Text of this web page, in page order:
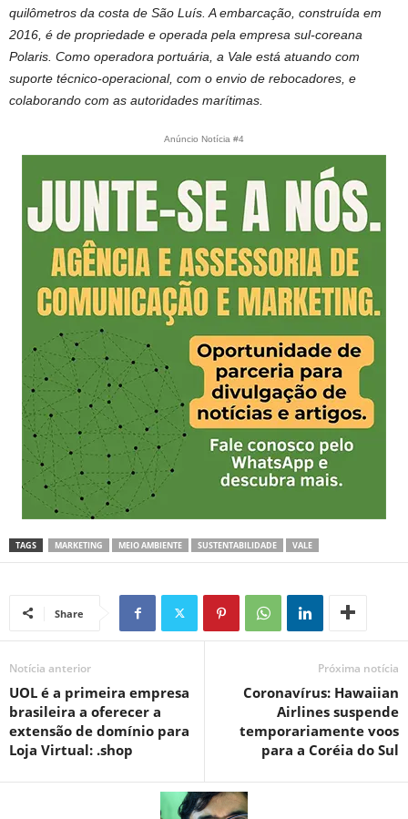
quilômetros da costa de São Luís. A embarcação, construída em
2016, é de propriedade e operada pela empresa sul-coreana
Polaris. Como operadora portuária, a Vale está atuando com
suporte técnico-operacional, com o envio de rebocadores, e
colaborando com as autoridades marítimas.
Anúncio Notícia #4
TAGS MARKETING MEIO AMBIENTE SUSTENTABILIDADE VALE
Share
Notícia anterior
UOL é a primeira empresa
brasileira a oferecer a
extensão de domínio para
Loja Virtual: .shop
Próxima notícia
Coronavírus: Hawaiian
Airlines suspende
temporariamente voos
para a Coréia do Sul